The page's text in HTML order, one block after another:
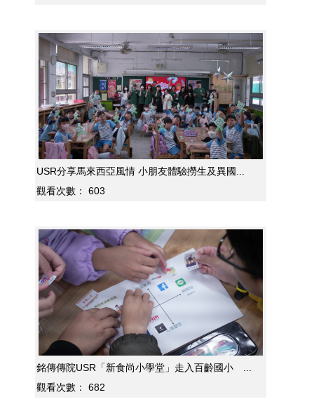
USR分享馬來西亞風情 小朋友體驗撈生及異國...
觀看次數：
603
銘傳傳院USR「新食尚小學堂」走入百齡國小 ...
觀看次數：
682